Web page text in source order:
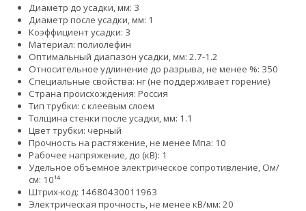
Диаметр до усадки, мм: 3
Диаметр после усадки, мм: 1
Коэффициент усадки: 3
Материал: полиолефин
Оптимальный диапазон усадки, мм: 2.7-1.2
Относительное удлинение до разрыва, не менее %: 350
Специальные свойства: нг (не поддерживает горение)
Страна происхождения: Россия
Тип трубки: с клеевым слоем
Толщина стенки после усадки, мм: 1.1
Цвет трубки: черный
Прочность на растяжение, не менее Мпа: 10
Рабочее напряжение, до (кВ): 1
Удельное объемное электрическое сопротивление, Ом/
см: 10¹⁴
Штрих-код: 14680430011963
Электрическая прочность, не менее кВ/мм: 20